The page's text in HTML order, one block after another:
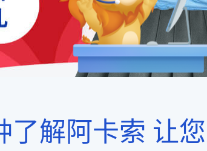
了解阿卡索 让您